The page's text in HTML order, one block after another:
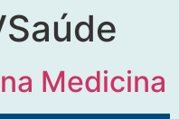
Medicina